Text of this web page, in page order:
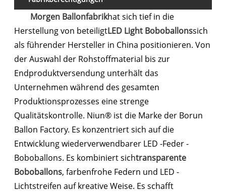
Morgen Ballonfabrikhat sich tief in die
Herstellung von beteiligtLED Light Boboballonssich
als führender Hersteller in China positionieren. Von
der Auswahl der Rohstoffmaterial bis zur
Endproduktversendung unterhält das
Unternehmen während des gesamten
Produktionsprozesses eine strenge
Qualitätskontrolle. Niun® ist die Marke der Borun
Ballon Factory. Es konzentriert sich auf die
Entwicklung wiederverwendbarer LED -Feder -
Boboballons. Es kombiniert sichtransparente
Boboballons, farbenfrohe Federn und LED -
Lichtstreifen auf kreative Weise. Es schafft